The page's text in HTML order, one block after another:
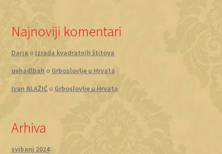
Najnoviji komentari
Darja o Izrada kvadratnih štitova
qehadlbah o Grboslovlje u Hrvata
Ivan BLAŽIĆo Grboslovlje u Hrvata
Arhiva
svibanj 2024